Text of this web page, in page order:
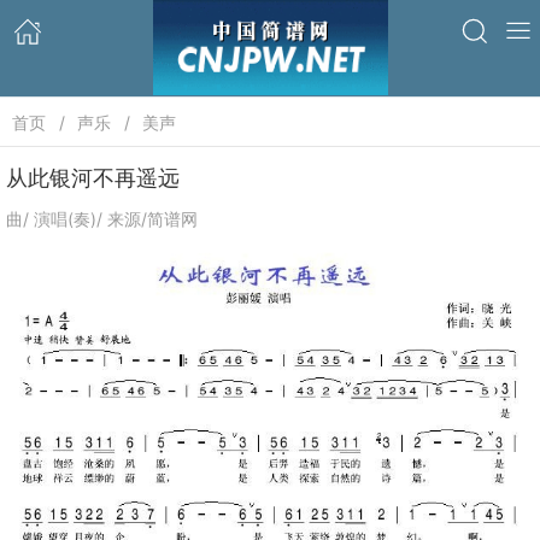
首页 声乐 美声
从此银河不再遥远
曲/ 演唱(奏)/ 来源/简谱网